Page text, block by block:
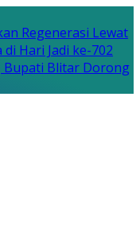
Regenerasi Lewat
Hari Jadi ke-702
Bupati Blitar Dorong